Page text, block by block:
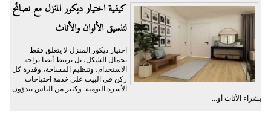
كيفية اختيار ديكور المنزل مع نصائح
لتنسيق الألوان والأثاث
اختيار ديكور المنزل لا يتعلق فقط
بجمال الشكل، بل يرتبط أيضا براحة
الاستخدام، وتنظيم المساحة، وقدرة كل
ركن في البيت على خدمة احتياجات
الأسرة اليومية. وكثير من الناس يبدؤون
بشراء الأثاث أو...